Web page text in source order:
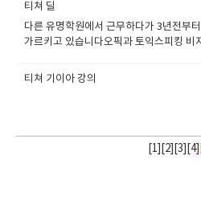
티쳐 딜
다른 유명학원에서 근무하다가 3년전부
가르키고 있습니다오픽과 토익스피킹 비
부심이 많으며 에너지 넘치고 활기찬 선생
티쳐 기이아 강의
1 2][ 3 4]